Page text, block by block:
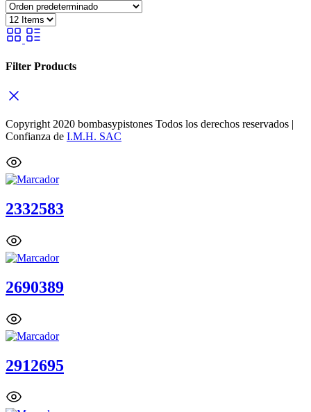
Filter Products
Copyright 2020 bombasypistones Todos los derechos reservados |
Confianza de I.M.H. SAC
2332583
2690389
2912695